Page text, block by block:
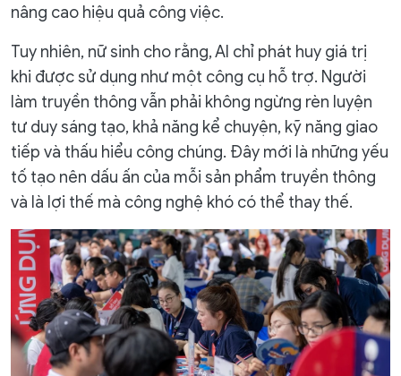
nâng cao hiệu quả công việc.
Tuy nhiên, nữ sinh cho rằng, AI chỉ phát huy giá trị
khi được sử dụng như một công cụ hỗ trợ. Người
làm truyền thông vẫn phải không ngừng rèn luyện
tư duy sáng tạo, khả năng kể chuyện, kỹ năng giao
tiếp và thấu hiểu công chúng. Đây mới là những yếu
tố tạo nên dấu ấn của mỗi sản phẩm truyền thông
và là lợi thế mà công nghệ khó có thể thay thế.